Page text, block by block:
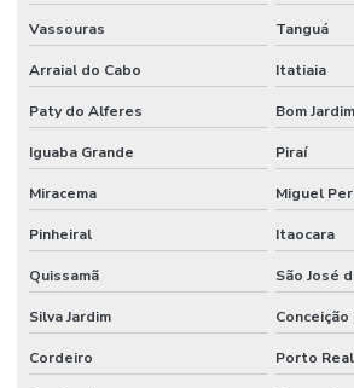
Vassouras Tanguá
Arraial do Cabo Itatiaia
Paty do Alferes Bom Jardim
Iguaba Grande Piraí
Miracema Miguel
Pinheiral Itaocara
Quissamã São José
Silva Jardim Conceição
Cordeiro Porto Real